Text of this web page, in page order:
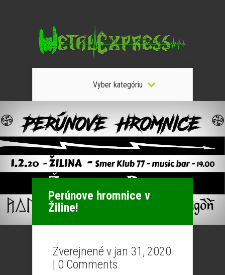
Vyber kategóriu
Perúnove hromnice v
Žiline!
Zverejnené v jan 31, 2020
| 0 Comments